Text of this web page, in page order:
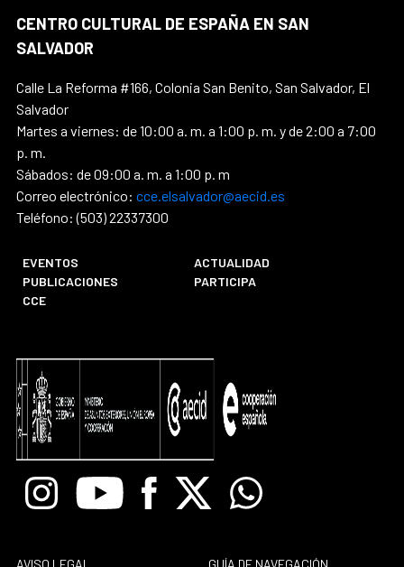
CENTRO CULTURAL DE ESPAÑA EN SAN
SALVADOR
Calle La Reforma #166, Colonia San Benito, San Salvador, El
Salvador
Martes a viernes: de 10:00 a. m. a 1:00 p. m. y de 2:00 a 7:00
p. m.
Sábados: de 09:00 a. m. a 1:00 p. m
Correo electrónico: cce.elsalvador@aecid.es
Teléfono: (503) 22337300
EVENTOS
ACTUALIDAD
PUBLICACIONES
PARTICIPA
CCE
InstagramYoutube Facebook
X Whatsapp